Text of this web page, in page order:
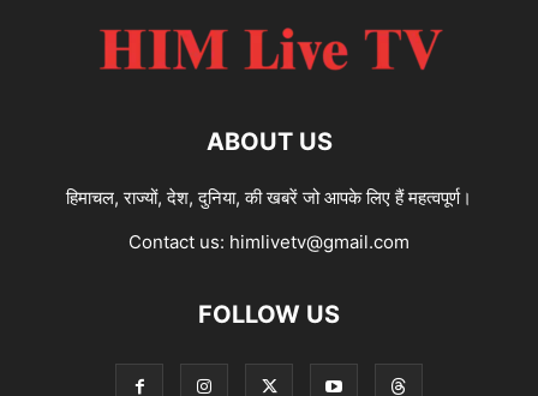
ABOUT US
हिमाचल, राज्यों, देश, दुनिया, की खबरें जो आपके लिए हैं महत्वपूर्ण।
Contact us: himlivetv@gmail.com
FOLLOW US